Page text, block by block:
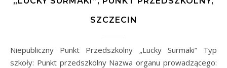
SZCZECIN
Niepubliczny Punkt Przedszkolny „Lucky Surmaki” Typ
szkoły: Punkt przedszkolny Nazwa organu prowadzącego: